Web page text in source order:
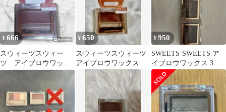
¥666
スウィーツスウィー
ツ アイブロウワック
ス
¥650
スウィーツスウィーツ
アイブロウワックス 06
オレンジブラウン
¥950
SWEETS-SWEETS ア
イブロウワックス 3点
セット